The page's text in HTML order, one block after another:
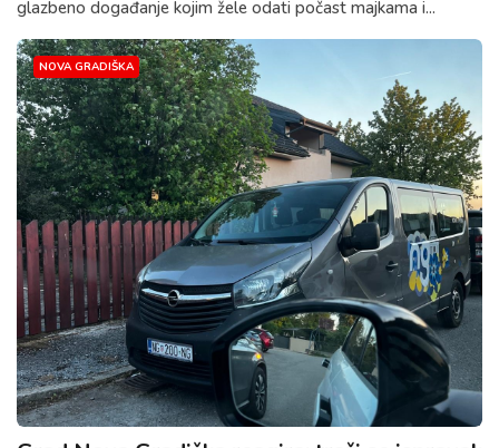
glazbeno događanje kojim žele odati počast majkama i...
NOVA GRADIŠKA